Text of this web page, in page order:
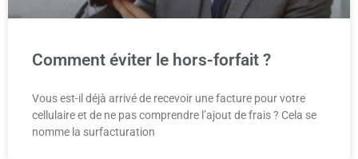
Comment éviter le hors-forfait ?
Vous est-il déjà arrivé de recevoir une facture pour votre
cellulaire et de ne pas comprendre l’ajout de frais ? Cela se
nomme la surfacturation